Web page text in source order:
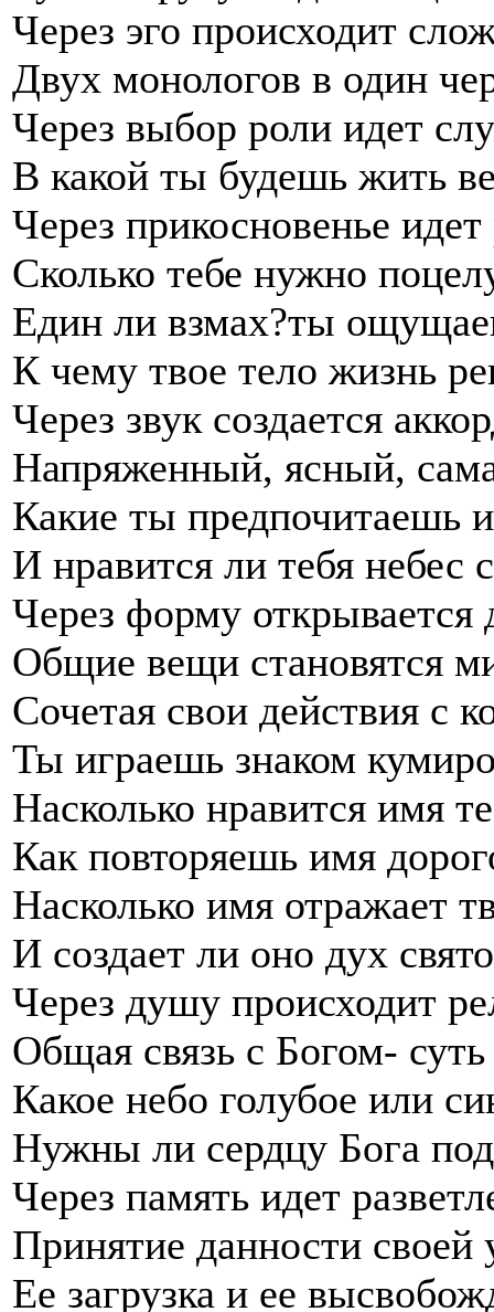
Через эго происходит
Двух монологов в один
Через выбор роли идет
В какой ты будешь жить
Через прикосновенье идет
Сколько тебе нужно
Един ли взмах?ты
К чему твое тело жизнь
Через звук создается
Напряженный, ясный,
Какие ты предпочитаешь
И нравится ли тебя небес
Через форму открывается
Общие вещи становятся
Сочетая свои действия с
Ты играешь знаком
Насколько нравится имя
Как повторяешь имя
Насколько имя отражает
И создает ли оно дух
Через душу происходит
Общая связь с Богом- суть
Какое небо голубое или
Нужны ли сердцу Бога
Через память идет
Принятие данности своей
Ее загрузка и ее